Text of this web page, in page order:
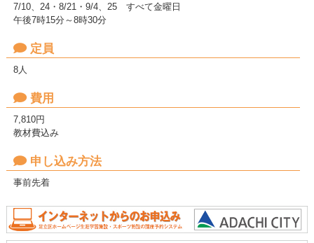
7/10、24・8/21・9/4、25 すべて金曜日
午後7時15分～8時30分
定員
8人
費用
7,810円
教材費込み
申し込み方法
事前先着